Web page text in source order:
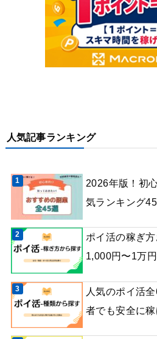
人気記事ランキング
2026年版！初
気ランキング
ポイ活の稼ぎ
1,000円〜1万
人気のポイ活
者でも安全に